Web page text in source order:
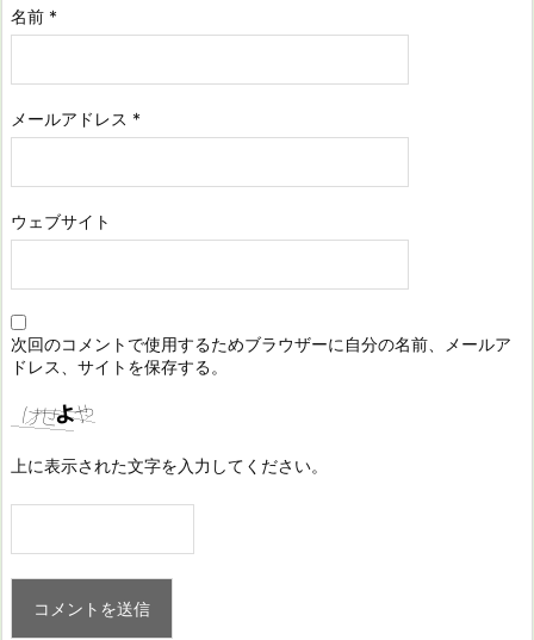
名前 *
メールアドレス *
ウェブサイト
次回のコメントで使用するためブラウザーに自分の名前、メールア
ドレス、サイトを保存する。
上に表示された文字を入力してください。